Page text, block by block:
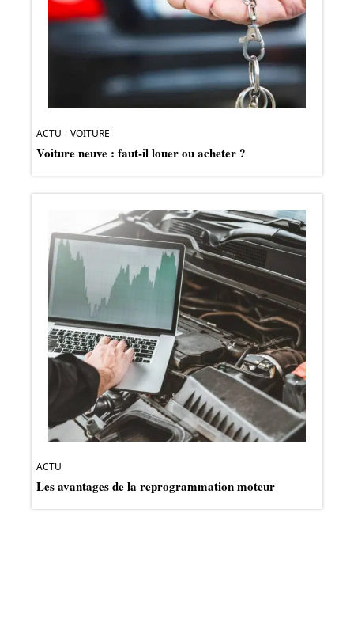
ACTU VOITURE
Voiture neuve : faut-il louer ou acheter ?
ACTU
Les avantages de la reprogrammation moteur